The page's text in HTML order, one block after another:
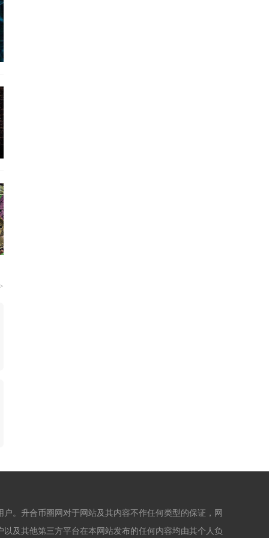
。升合币圈网对于网站及其内容不作任何类型的保证，网
及其他第三方平台在本网站发布的任何内容均由其个人负